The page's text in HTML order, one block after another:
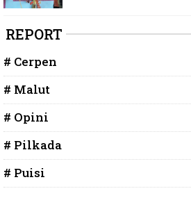
REPORT
# Cerpen
# Malut
# Opini
# Pilkada
# Puisi